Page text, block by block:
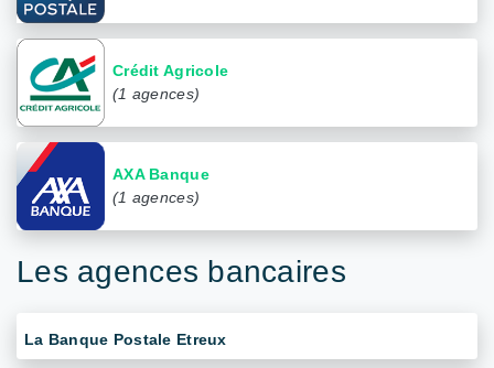
Crédit Agricole
(1 agences)
AXA Banque
(1 agences)
Les agences bancaires
La Banque Postale Etreux